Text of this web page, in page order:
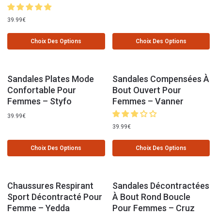
39.99€
Choix Des Options Choix Des Options
Sandales Plates Mode
Confortable Pour
Femmes – Styfo
39.99€
Choix Des Options
Sandales Compensées À
Bout Ouvert Pour
Femmes – Vanner
39.99€
Choix Des Options
Chaussures Respirant
Sport Décontracté Pour
Femme – Yedda
Sandales Décontractées
À Bout Rond Boucle
Pour Femmes – Cruz